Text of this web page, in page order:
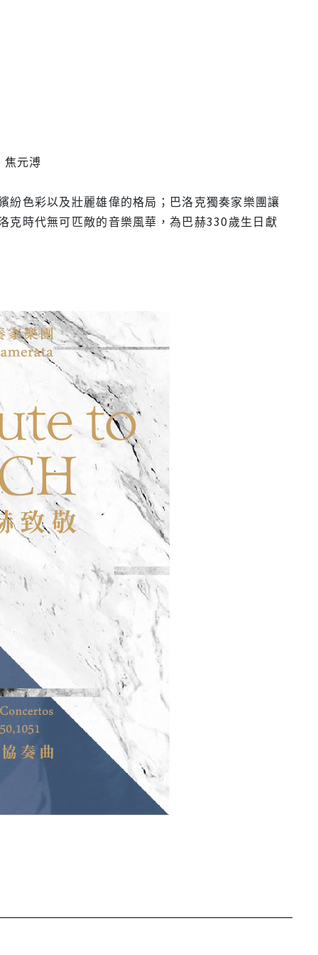
元溥
紛色彩以及壯麗雄偉的格局；巴洛克獨奏家樂團讓
克時代無可匹敵的音樂風華，為巴赫330歲生日獻